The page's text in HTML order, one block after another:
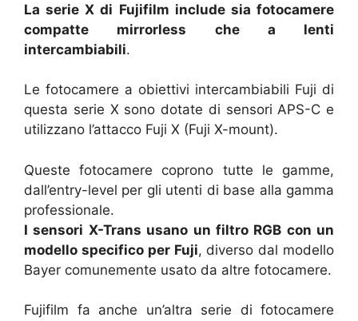
La serie X di Fujifilm include sia fotocamere
compatte mirrorless che a lenti
intercambiabili.
Le fotocamere a obiettivi intercambiabili Fuji di
questa serie X sono dotate di sensori APS-C e
utilizzano l’attacco Fuji X (Fuji X-mount).
Queste fotocamere coprono tutte le gamme,
dall’entry-level per gli utenti di base alla gamma
professionale.
I sensori X-Trans usano un filtro RGB con un
modello specifico per Fuji, diverso dal modello
Bayer comunemente usato da altre fotocamere.
Fujifilm fa anche un’altra serie di fotocamere